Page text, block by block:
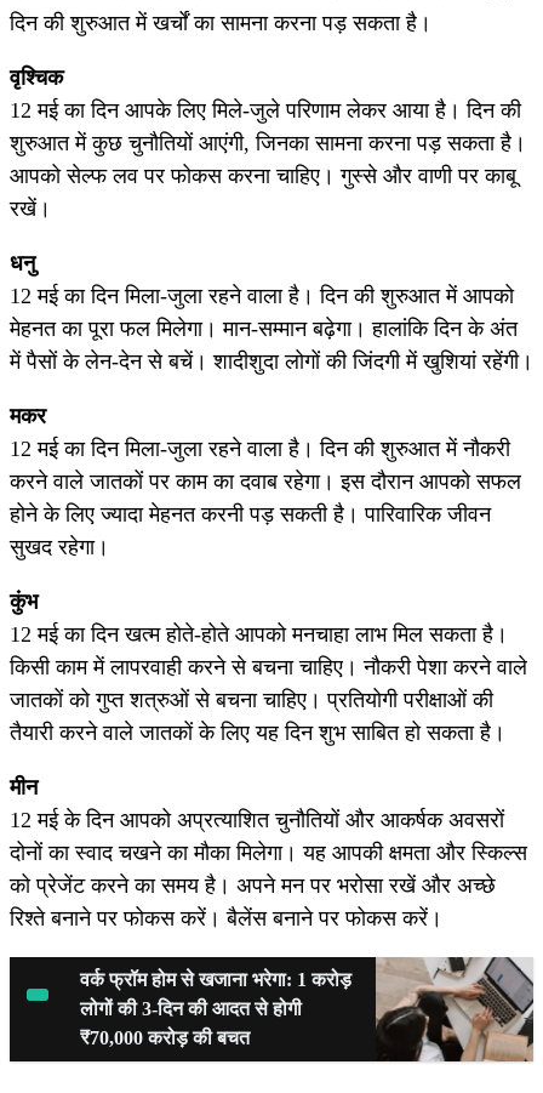
दिन की शुरुआत में खर्चों का सामना करना पड़ सकता है।
वृश्चिक
12 मई का दिन आपके लिए मिले-जुले परिणाम लेकर आया है। दिन की
शुरुआत में कुछ चुनौतियों आएंगी, जिनका सामना करना पड़ सकता है।
आपको सेल्फ लव पर फोकस करना चाहिए। गुस्से और वाणी पर काबू
रखें।
धनु
12 मई का दिन मिला-जुला रहने वाला है। दिन की शुरुआत में आपको
मेहनत का पूरा फल मिलेगा। मान-सम्मान बढ़ेगा। हालांकि दिन के अंत
में पैसों के लेन-देन से बचें। शादीशुदा लोगों की जिंदगी में खुशियां रहेंगी।
मकर
12 मई का दिन मिला-जुला रहने वाला है। दिन की शुरुआत में नौकरी
करने वाले जातकों पर काम का दवाब रहेगा। इस दौरान आपको सफल
होने के लिए ज्यादा मेहनत करनी पड़ सकती है। पारिवारिक जीवन
सुखद रहेगा।
कुंभ
12 मई का दिन खत्म होते-होते आपको मनचाहा लाभ मिल सकता है।
किसी काम में लापरवाही करने से बचना चाहिए। नौकरी पेशा करने वाले
जातकों को गुप्त शत्रुओं से बचना चाहिए। प्रतियोगी परीक्षाओं की
तैयारी करने वाले जातकों के लिए यह दिन शुभ साबित हो सकता है।
मीन
12 मई के दिन आपको अप्रत्याशित चुनौतियों और आकर्षक अवसरों
दोनों का स्वाद चखने का मौका मिलेगा। यह आपकी क्षमता और स्किल्स
को प्रेजेंट करने का समय है। अपने मन पर भरोसा रखें और अच्छे
रिश्ते बनाने पर फोकस करें। बैलेंस बनाने पर फोकस करें।
वर्क फ्रॉम होम से खजाना भरेगा: 1 करोड़
लोगों की 3-दिन की आदत से होगी
₹70,000 करोड़ की बचत